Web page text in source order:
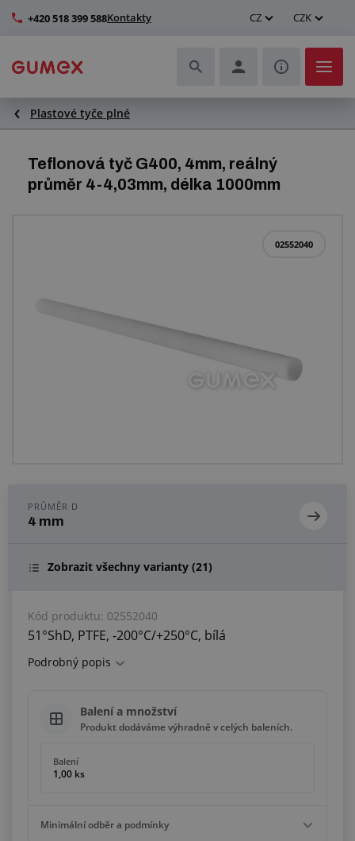
+420 518 399 588Kontakty CZ CZK
Hadice a jejich kompletace
Profily a výroba těsnění
Další pryžové a plastové výrobky
Plastové tyče plné
Teflonová tyč G400, 4mm, reálný
průměr 4-4,03mm, délka 1000mm
02552040
PRŮMĚR D
4 mm
Zobrazit všechny varianty (21)
Kód produktu: 02552040
51°ShD, PTFE, -200°C/+250°C, bílá
Podrobný popis
Balení a množství
Produkt dodáváme výhradně v celých baleních.
Balení
1,00 ks
Minimální odběr a podmínky